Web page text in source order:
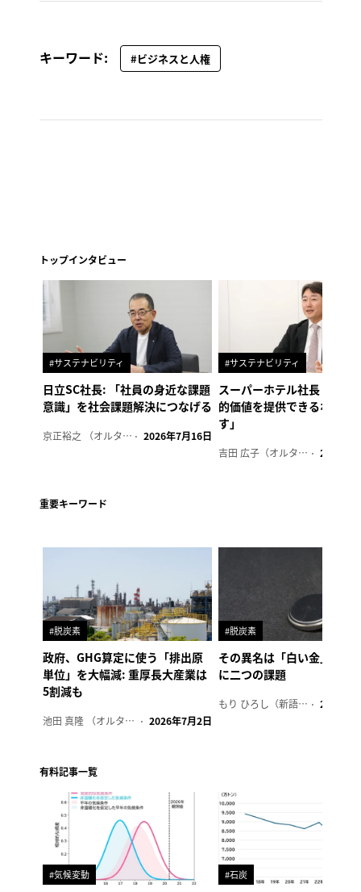
キーワード: #ビジネスと人権
トップインタビュー
#サステナビリティ
日立SC社長: 「社員の身近な課題
意識」を社会課題解決につなげる
京正裕之 （オルタナ副編集長） 2026年7月16日
#サステナビリティ
スーパーホテル社長「地域
的価値を提供できるホテル
す」
吉田 広子（オルタナ輪番編集長） 2026年6
重要キーワード
#脱炭素
政府、GHG算定に使う「排出原
単位」を大幅減: 重厚長大産業は
5割減も
池田 真隆 （オルタナ輪番編集長） 2026年7月2日
#脱炭素
その異名は「白い金」、リ
に二つの課題
もり ひろし（新語ウォッチャー） 2023年7
有料記事一覧
#気候変動 #石炭